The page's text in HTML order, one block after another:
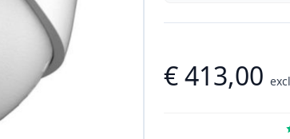
€ 413,00